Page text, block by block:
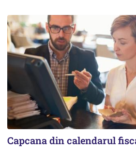
Capcana din calendarul